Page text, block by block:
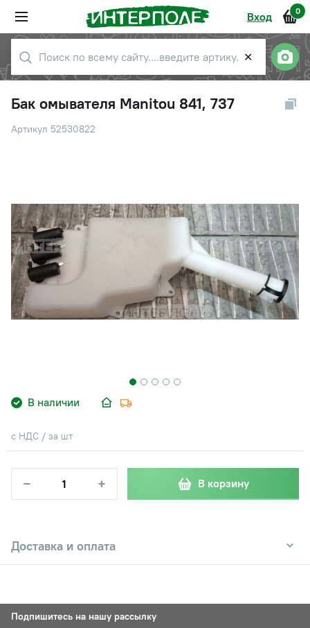
Вход 0
✕
Бак омывателя Manitou 841, 737
Артикул 52530822
В наличии
с НДС / за шт
− + В корзину
Доставка и оплата
Подпишитесь на нашу рассылку